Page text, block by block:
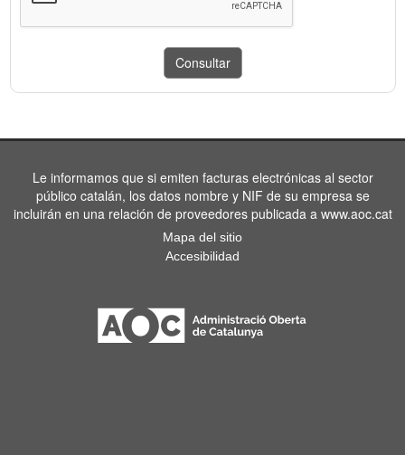
Le informamos que si emiten facturas electrónicas al sector
público catalán, los datos nombre y NIF de su empresa se
incluirán en una relación de proveedores publicada a www.aoc.cat
Mapa del sitio
Accesibilidad